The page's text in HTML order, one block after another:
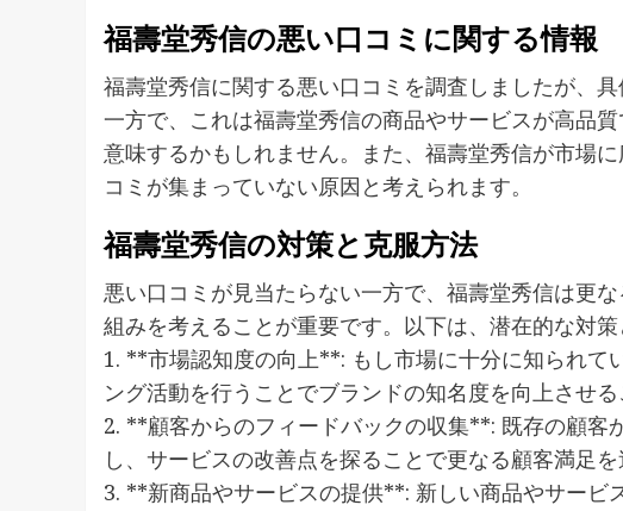
福壽堂秀信の悪い口コミに関する情報
福壽堂秀信に関する悪い口コミを調査しましたが、
一方で、これは福壽堂秀信の商品やサービスが高品
意味するかもしれません。また、福壽堂秀信が市場
コミが集まっていない原因と考えられます。
福壽堂秀信の対策と克服方法
悪い口コミが見当たらない一方で、福壽堂秀信は更
組みを考えることが重要です。以下は、潜在的な対策
1. **市場認知度の向上**: もし市場に十分に知られて
ング活動を行うことでブランドの知名度を向上させる
2. **顧客からのフィードバックの収集**: 既存の顧客
し、サービスの改善点を探ることで更なる顧客満足を
3. **新商品やサービスの提供**: 新しい商品やサービ